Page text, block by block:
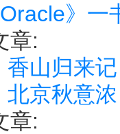
Oracle》一
章:
山归来记
京秋意浓
章: